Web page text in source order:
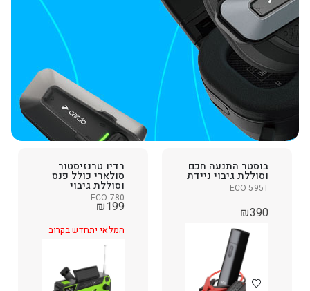
בוסטר התנעה חכם
וסוללת גיבוי ניידת
ECO 595T
₪390
רדיו טרנזיסטור
סולארי כולל פנס
וסוללת גיבוי
ECO 780
₪199
המלאי יתחדש בקרוב